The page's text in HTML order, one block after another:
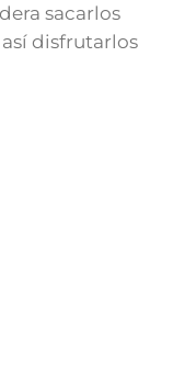
sacarlos
disfrutarlos